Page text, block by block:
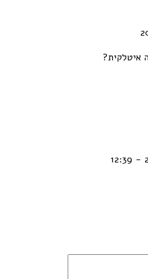
איטלקית?